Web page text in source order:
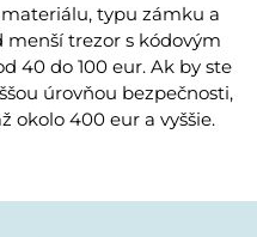
typu zámku a
menší trezor s kódovým
40 do 100 eur. Ak by ste
úrovňou bezpečnosti,
okolo 400 eur a vyššie.